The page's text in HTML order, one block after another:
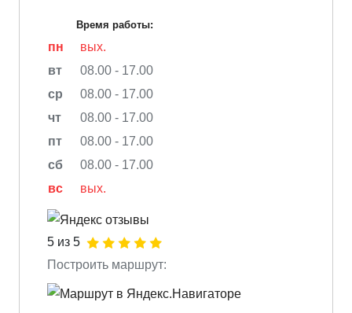
Время работы:
пн
вых.
вт
08.00 - 17.00
ср
08.00 - 17.00
чт
08.00 - 17.00
пт
08.00 - 17.00
сб
08.00 - 17.00
вс
вых.
5 из 5
Построить маршрут: